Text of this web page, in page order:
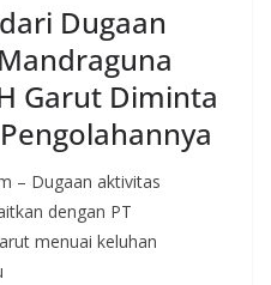
Dugaan
Garut Diminta
– Dugaan aktivitas
dengan PT
menuai keluhan